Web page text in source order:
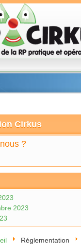
Cirkus
?
2023
Réglementation